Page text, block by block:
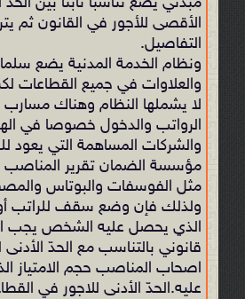
الأقصى للأجور في القانون ثم
التفاصيل.
ونظام الخدمة المدنية يضع
والعلاوات في جميع القطاعات
لا يشملها النظام وهناك
الرواتب والدخول خصوصا في
والشركات المساهمة التي يعود
مؤسسة الضمان تقرير المناصب
مثل الفوسفات والبوتاس
ولذلك فإن وضع سقف للراتب
الذي يحصل عليه الشخص يجب
قانوني بالتناسب مع الحدّ
اصحاب المناصب حجم الامتياز